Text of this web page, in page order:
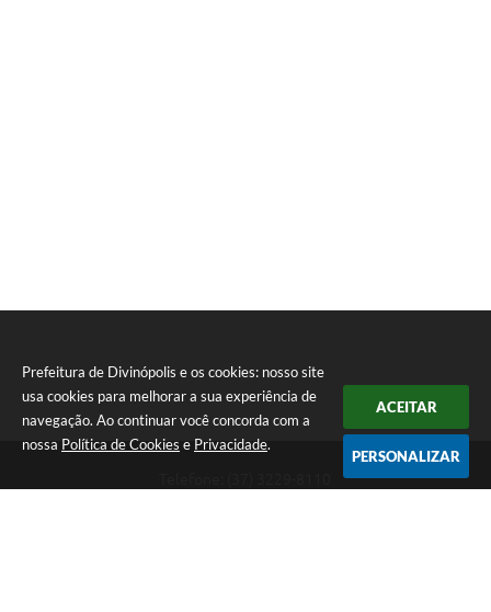
Prefeitura de Divinópolis e os cookies: nosso site
usa cookies para melhorar a sua experiência de
navegação. Ao continuar você concorda com a
nossa Política de Cookies e Privacidade.
ACEITAR
PERSONALIZAR